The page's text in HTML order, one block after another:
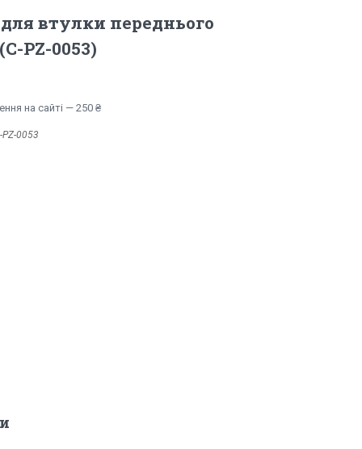
втулки переднього
PZ-0053)
на сайті — 250 ₴
PZ-0053